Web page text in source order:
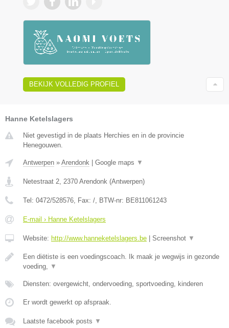
BEKIJK VOLLEDIG PROFIEL
Hanne Ketelslagers
Niet gevestigd in de plaats Herchies en in de provincie
Henegouwen.
Antwerpen » Arendonk | Google maps ▼
Netestraat 2 2370 Arendonk (Antwerpen)
Tel: 0472/528576 , Fax: / , BTW-nr: BE811061243
E-mail › Hanne Ketelslagers
Website: http://www.hanneketelslagers.be | Screenshot ▼
Een diëtiste is een voedingscoach. Ik maak je wegwijs in gezonde
voeding,
▼
Diensten: overgewicht, ondervoeding, sportvoeding, kinderen
Er wordt gewerkt op afspraak.
Laatste facebook posts ▼